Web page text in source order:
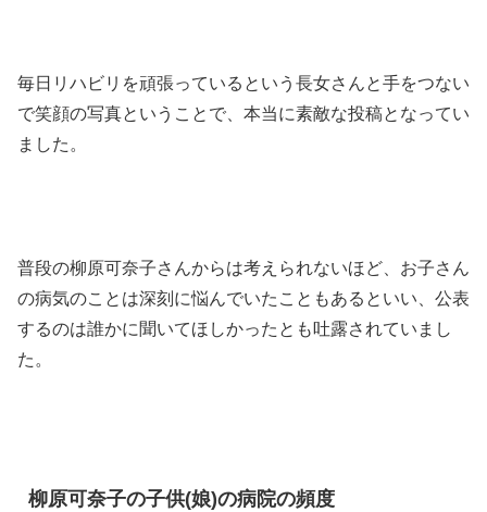
毎日リハビリを頑張っているという長女さんと手をつない
で笑顔の写真ということで、本当に素敵な投稿となってい
ました。
普段の柳原可奈子さんからは考えられないほど、お子さん
の病気のことは深刻に悩んでいたこともあるといい、公表
するのは誰かに聞いてほしかったとも吐露されていまし
た。
柳原可奈子の子供(娘)の病院の頻度